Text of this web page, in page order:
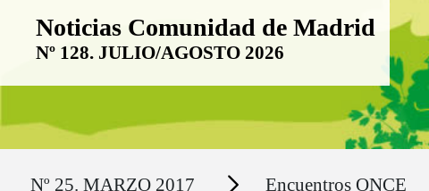
Boletín Noticias Comunidad de
Noticias Comunidad de Madrid
Nº 128. JULIO/AGOSTO 2026
Nº 25. MARZO 2017 Secciones Encuentros ONCE